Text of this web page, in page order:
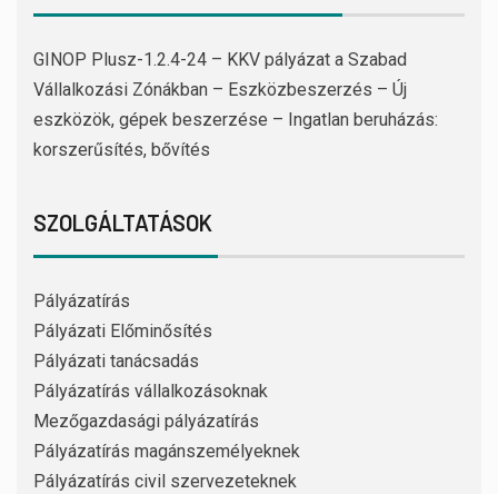
GINOP Plusz-1.2.4-24 – KKV pályázat a Szabad
Vállalkozási Zónákban – Eszközbeszerzés – Új
eszközök, gépek beszerzése – Ingatlan beruházás:
korszerűsítés, bővítés
SZOLGÁLTATÁSOK
Pályázatírás
Pályázati Előminősítés
Pályázati tanácsadás
Pályázatírás vállalkozásoknak
Mezőgazdasági pályázatírás
Pályázatírás magánszemélyeknek
Pályázatírás civil szervezeteknek